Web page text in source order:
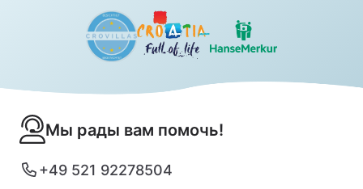
Мы рады вам помочь!
+49 521 92278504